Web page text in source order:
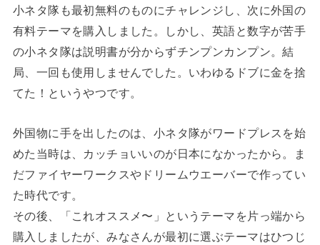
小ネタ隊も最初無料のものにチャレンジし、次に外国の
有料テーマを購入しました。しかし、英語と数字が苦手
の小ネタ隊は説明書が分からずチンプンカンプン。結
局、一回も使用しませんでした。いわゆるドブに金を捨
てた！というやつです。
外国物に手を出したのは、小ネタ隊がワードプレスを始
めた当時は、カッチョいいのが日本になかったから。ま
だファイヤーワークスやドリームウエーバーで作ってい
た時代です。
その後、「これオススメ〜」というテーマを片っ端から
購入しましたが、みなさんが最初に選ぶテーマはひつじ